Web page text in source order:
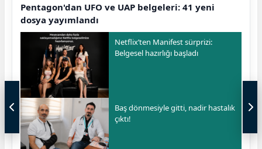
Pentagon'dan UFO ve UAP belgeleri: 41 yeni
dosya yayımlandı
Netflix’ten Manifest sürprizi:
Belgesel hazırlığı başladı
Baş dönmesiyle gitti, nadir hastalık
çıktı!